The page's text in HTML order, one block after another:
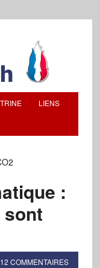
LIENS
:
12 COMMENTAIRES